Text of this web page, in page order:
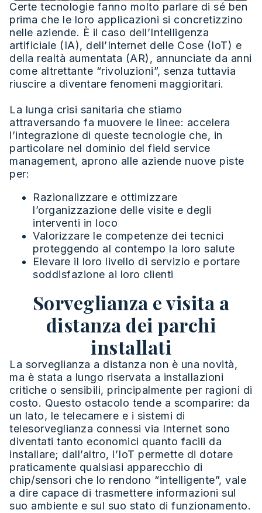
Certe tecnologie fanno molto parlare di sé ben
prima che le loro applicazioni si concretizzino
nelle aziende. È il caso dell’Intelligenza
artificiale (IA), dell’Internet delle Cose (IoT) e
della realtà aumentata (AR), annunciate da anni
come altrettante “rivoluzioni”, senza tuttavia
riuscire a diventare fenomeni maggioritari.
La lunga crisi sanitaria che stiamo
attraversando fa muovere le linee: accelera
l’integrazione di queste tecnologie che, in
particolare nel dominio del field service
management, aprono alle aziende nuove piste
per:
Razionalizzare e ottimizzare
l’organizzazione delle visite e degli
interventi in loco
Valorizzare le competenze dei tecnici
proteggendo al contempo la loro salute
Elevare il loro livello di servizio e portare
soddisfazione ai loro clienti
Sorveglianza e visita a
distanza dei parchi
installati
La sorveglianza a distanza non è una novità,
ma è stata a lungo riservata a installazioni
critiche o sensibili, principalmente per ragioni di
costo. Questo ostacolo tende a scomparire: da
un lato, le telecamere e i sistemi di
telesorveglianza connessi via Internet sono
diventati tanto economici quanto facili da
installare; dall’altro, l’IoT permette di dotare
praticamente qualsiasi apparecchio di
chip/sensori che lo rendono “intelligente”, vale
a dire capace di trasmettere informazioni sul
suo ambiente e sul suo stato di funzionamento.